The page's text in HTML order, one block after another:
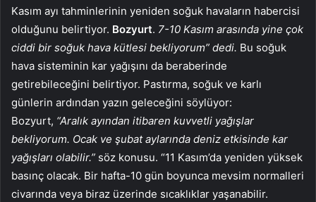
Kasım ayı tahminlerinin yeniden soğuk havaların habercisi
olduğunu belirtiyor. Bozyurt. 7-10 Kasım arasında yine çok
ciddi bir soğuk hava kütlesi bekliyorum” dedi. Bu soğuk
hava sisteminin kar yağışını da beraberinde
getirebileceğini belirtiyor. Pastırma, soğuk ve karlı
günlerin ardından yazın geleceğini söylüyor:
Bozyurt, “Aralık ayından itibaren kuvvetli yağışlar
bekliyorum. Ocak ve şubat aylarında deniz etkisinde kar
yağışları olabilir.” söz konusu. “11 Kasım’da yeniden yüksek
basınç olacak. Bir hafta-10 gün boyunca mevsim normalleri
civarında veya biraz üzerinde sıcaklıklar yaşanabilir.